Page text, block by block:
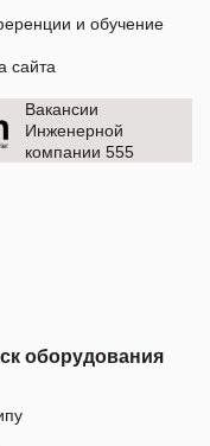
и обучение
сайта
Вакансии
Инженерной
компании 555
оборудования